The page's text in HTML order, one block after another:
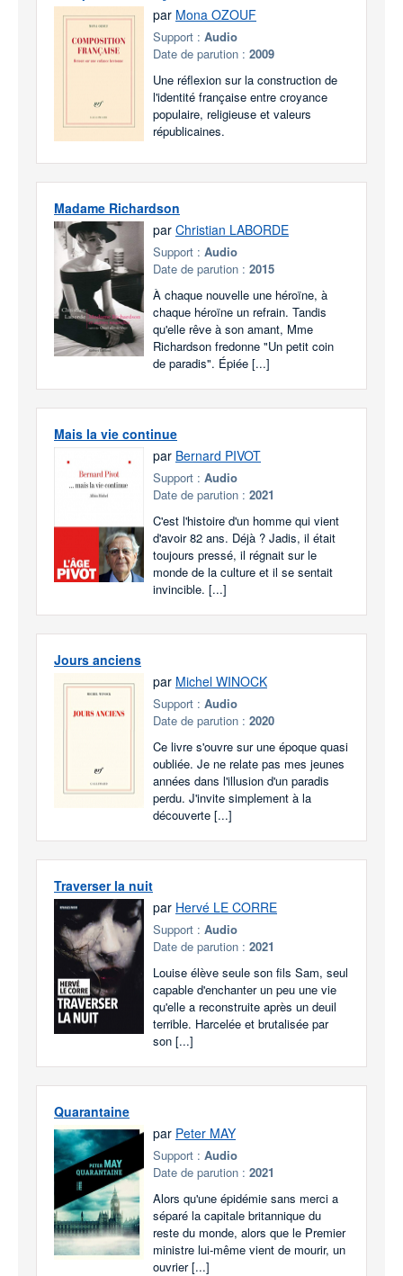
par Mona OZOUF
Support : Audio
Date de parution : 2009
Une réflexion sur la construction de
l'identité française entre croyance
populaire, religieuse et valeurs
républicaines.
Madame Richardson
par Christian LABORDE
Support : Audio
Date de parution : 2015
À chaque nouvelle une héroïne, à
chaque héroïne un refrain. Tandis
qu'elle rêve à son amant, Mme
Richardson fredonne "Un petit coin
de paradis". Épiée [...]
Mais la vie continue
par Bernard PIVOT
Support : Audio
Date de parution : 2021
C'est l'histoire d'un homme qui vient
d'avoir 82 ans. Déjà ? Jadis, il était
toujours pressé, il régnait sur le
monde de la culture et il se sentait
invincible. [...]
Jours anciens
par Michel WINOCK
Support : Audio
Date de parution : 2020
Ce livre s'ouvre sur une époque quasi
oubliée. Je ne relate pas mes jeunes
années dans l'illusion d'un paradis
perdu. J'invite simplement à la
découverte [...]
Traverser la nuit
par Hervé LE CORRE
Support : Audio
Date de parution : 2021
Louise élève seule son fils Sam, seul
capable d'enchanter un peu une vie
qu'elle a reconstruite après un deuil
terrible. Harcelée et brutalisée par
son [...]
Quarantaine
par Peter MAY
Support : Audio
Date de parution : 2021
Alors qu'une épidémie sans merci a
séparé la capitale britannique du
reste du monde, alors que le Premier
ministre lui-même vient de mourir, un
ouvrier [...]